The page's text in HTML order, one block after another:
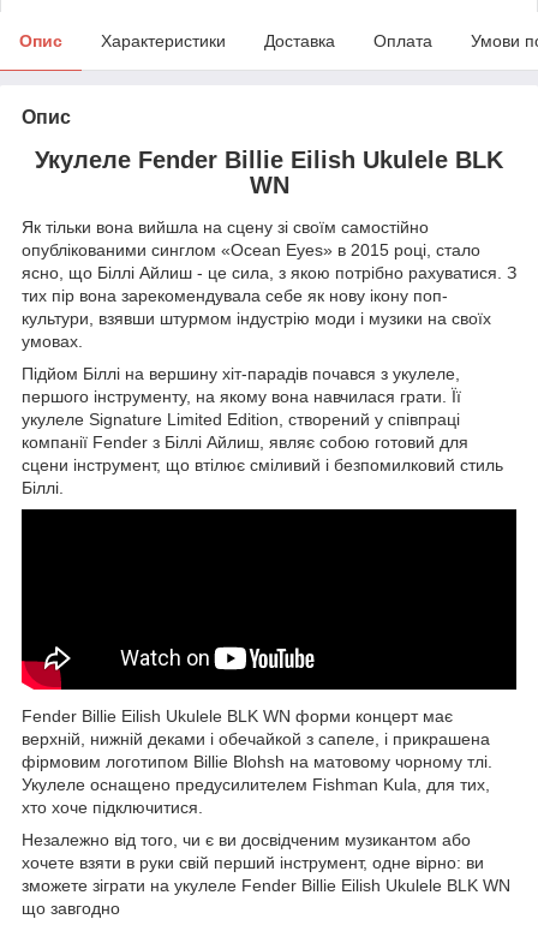
Опис Характеристики Доставка Оплата Умови
Опис
Укулеле Fender Billie Eilish Ukulele BLK
WN
Як тільки вона вийшла на сцену зі своїм самостійно
опублікованими синглом «Ocean Eyes» в 2015 році, стало
ясно, що Біллі Айлиш - це сила, з якою потрібно рахуватися. З
тих пір вона зарекомендувала себе як нову ікону поп-
культури, взявши штурмом індустрію моди і музики на своїх
умовах.
Підйом Біллі на вершину хіт-парадів почався з укулеле,
першого інструменту, на якому вона навчилася грати. Її
укулеле Signature Limited Edition, створений у співпраці
компанії Fender з Біллі Айлиш, являє собою готовий для
сцени інструмент, що втілює сміливий і безпомилковий стиль
Біллі.
Fender Billie Eilish Ukulele BLK WN форми концерт має
верхній, нижній деками і обечайкой з сапеле, і прикрашена
фірмовим логотипом Billie Blohsh на матовому чорному тлі.
Укулеле оснащено предусилителем Fishman Kula, для тих,
хто хоче підключитися.
Незалежно від того, чи є ви досвідченим музикантом або
хочете взяти в руки свій перший інструмент, одне вірно: ви
зможете зіграти на укулеле Fender Billie Eilish Ukulele BLK WN
що завгодно